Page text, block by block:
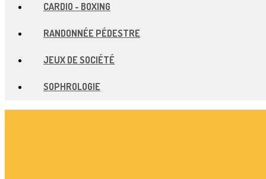
CARDIO - BOXING
RANDONNÉE PÉDESTRE
JEUX DE SOCIÉTÉ
SOPHROLOGIE